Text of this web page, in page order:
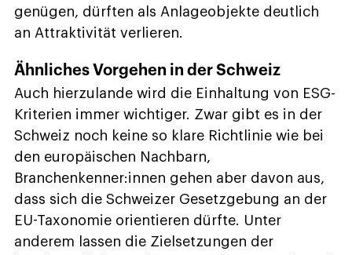
genügen, dürften als Anlageobjekte deutlich
an Attraktivität verlieren.
Ähnliches Vorgehen in der Schweiz
Auch hierzulande wird die Einhaltung von ESG-
Kriterien immer wichtiger. Zwar gibt es in der
Schweiz noch keine so klare Richtlinie wie bei
den europäischen Nachbarn,
Branchenkenner:innen gehen aber davon aus,
dass sich die Schweizer Gesetzgebung an der
EU-Taxonomie orientieren dürfte. Unter
anderem lassen die Zielsetzungen der